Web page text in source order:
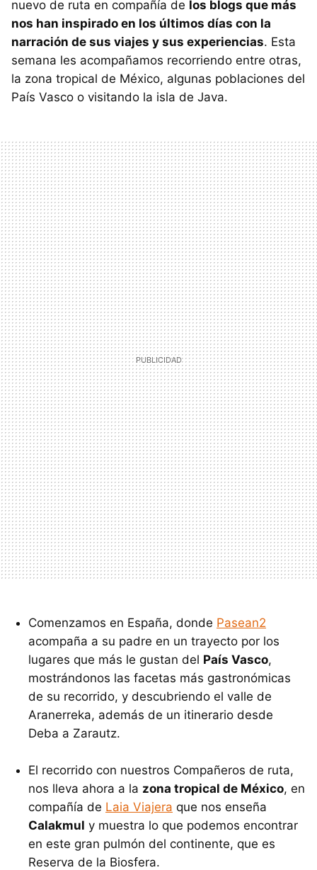
nuevo de ruta en compañía de los blogs que más
nos han inspirado en los últimos días con la
narración de sus viajes y sus experiencias. Esta
semana les acompañamos recorriendo entre otras,
la zona tropical de México, algunas poblaciones del
País Vasco o visitando la isla de Java.
Comenzamos en España, donde Pasean2
acompaña a su padre en un trayecto por los
lugares que más le gustan del País Vasco,
mostrándonos las facetas más gastronómicas
de su recorrido, y descubriendo el valle de
Aranerreka, además de un itinerario desde
Deba a Zarautz.
El recorrido con nuestros Compañeros de ruta,
nos lleva ahora a la zona tropical de México, en
compañía de Laia Viajera que nos enseña
Calakmul y muestra lo que podemos encontrar
en este gran pulmón del continente, que es
Reserva de la Biosfera.